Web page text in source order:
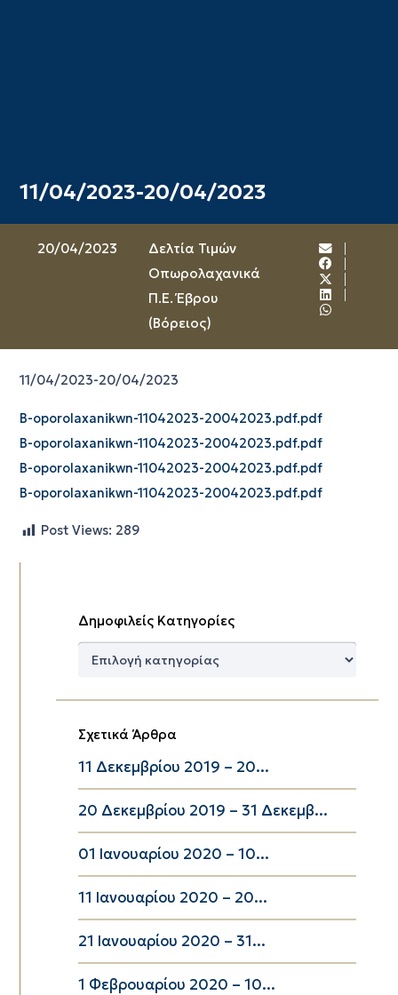
11/04/2023-20/04/2023
20/04/2023
Δελτία Τιμών
Οπωρολαχανικά
Π.Ε. Έβρου
(Βόρειος)
11/04/2023-20/04/2023
B-oporolaxanikwn-11042023-20042023.pdf.pdf
B-oporolaxanikwn-11042023-20042023.pdf.pdf
B-oporolaxanikwn-11042023-20042023.pdf.pdf
B-oporolaxanikwn-11042023-20042023.pdf.pdf
Post Views: 289
Δημοφιλείς Κατηγορίες
Δημοφιλείς
Σχετικά Άρθρα
11 Δεκεμβρίου 2019 – 20...
20 Δεκεμβρίου 2019 – 31 Δεκεμβ...
01 Ιανουαρίου 2020 – 10...
11 Ιανουαρίου 2020 – 20...
21 Ιανουαρίου 2020 – 31...
1 Φεβρουαρίου 2020 – 10...